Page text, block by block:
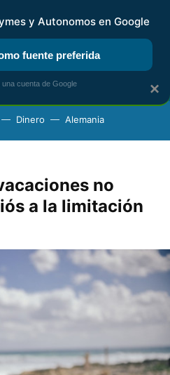
KIT DIGITAL RENTA
Dinero Alemania
no
a la limitación
×
y Autonomos en Google
fuente preferida
cuenta de Google